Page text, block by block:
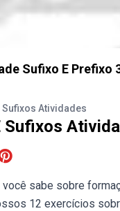
Sufixo E Prefixo
Sufixos Atividades
Sufixos
sabe sobre
12 exercícios